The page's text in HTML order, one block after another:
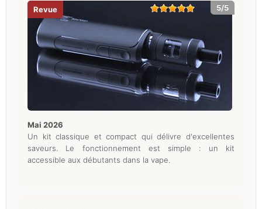
5/5
mai 2026
Un kit classique et compact qui délivre d'excellentes
saveurs. Le fonctionnement est simple : un kit
accessible aux débutants dans la vape.